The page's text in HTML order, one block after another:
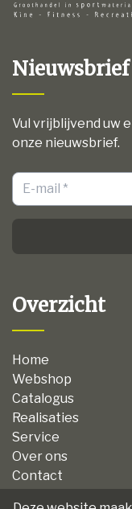
Nieuwsbrief
Vul vrijblijvend uw
onze nieuwsbrief.
Overzicht
Home
Webshop
Catalogus
Realisaties
Service
Over ons
Contact